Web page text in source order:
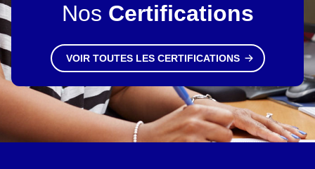
Nos Certifications
VOIR TOUTES LES CERTIFICATIONS